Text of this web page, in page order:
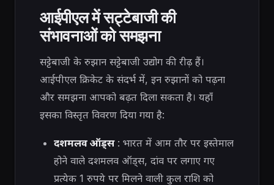
आईपीएल में सट्टेबाजी की
संभावनाओं को समझना
सट्टेबाजी के रुझान सट्टेबाजी उद्योग की रीढ़ हैं।
आईपीएल क्रिकेट के संदर्भ में, इन रुझानों को पढ़ना
और समझना आपको बढ़त दिला सकता है। यहाँ
इसका विस्तृत विवरण दिया गया है:
दशमलव ऑड्स: भारत में आम तौर पर इस्तेमाल
होने वाले दशमलव ऑड्स, दांव पर लगाए गए
प्रत्येक 1 रुपये पर मिलने वाली कुल राशि को